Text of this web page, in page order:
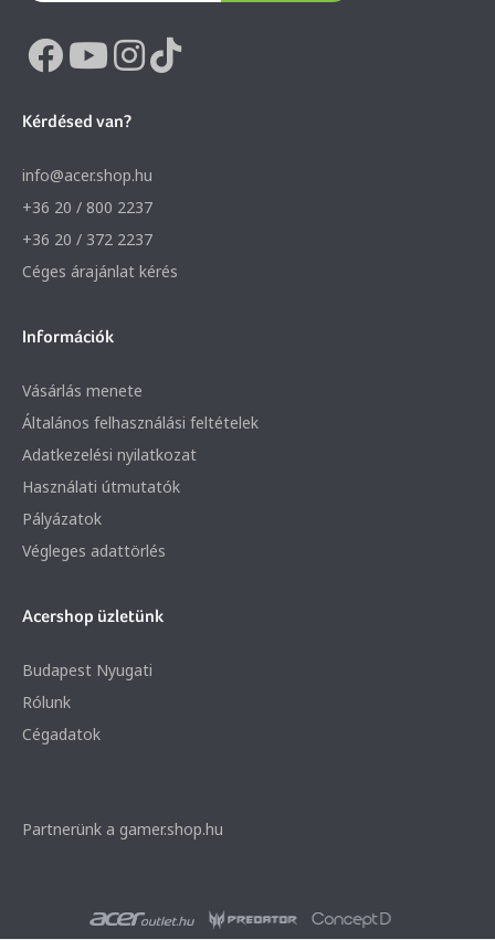
Kérdésed van?
info@acer.shop.hu
+36 20 / 800 2237
+36 20 / 372 2237
Céges árajánlat kérés
Információk
Vásárlás menete
Általános felhasználási feltételek
Adatkezelési nyilatkozat
Használati útmutatók
Pályázatok
Végleges adattörlés
Acershop üzletünk
Budapest Nyugati
Rólunk
Cégadatok
Partnerünk a gamer.shop.hu